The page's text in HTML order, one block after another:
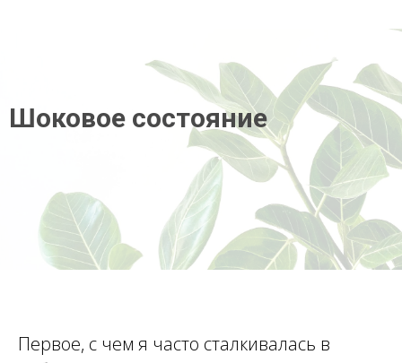
Шоковое состояние
Первое, с чем я часто сталкивалась в